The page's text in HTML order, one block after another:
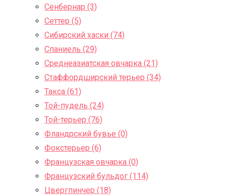
Сенбернар (3)
Сеттер (5)
Сибирский хаски (74)
Спаниель (29)
Среднеазиатская овчарка (21)
Стаффордширский терьер (34)
Такса (61)
Той-пудель (24)
Той-терьер (76)
Фландрский бувье (0)
Фокстерьер (6)
Французская овчарка (0)
Французский бульдог (114)
Цвергпинчер (18)